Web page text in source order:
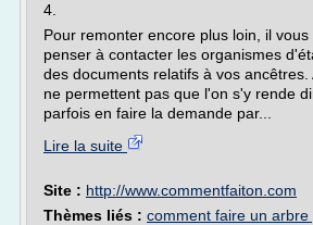
4.
Pour remonter encore plus loin, il
penser à contacter les organismes
des documents relatifs à vos
ne permettent pas que l'on s'y rende
parfois en faire la demande par...
Lire la suite
Site : http://www.commentfaiton.com
Thèmes liés : comment faire un